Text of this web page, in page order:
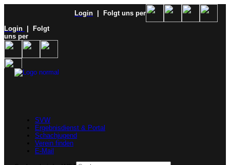
Login
| Folgt uns per
Login
| Folgt
uns per
SVW
Ergebnisdienst & Portal
Schachjugend
Verein finden
E-Mail